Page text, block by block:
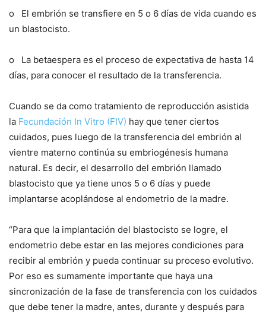
o El embrión se transfiere en 5 o 6 días de vida cuando es
un blastocisto.
o La betaespera es el proceso de expectativa de hasta 14
días, para conocer el resultado de la transferencia.
Cuando se da como tratamiento de reproducción asistida
la Fecundación In Vitro (FIV) hay que tener ciertos
cuidados, pues luego de la transferencia del embrión al
vientre materno continúa su embriogénesis humana
natural. Es decir, el desarrollo del embrión llamado
blastocisto que ya tiene unos 5 o 6 días y puede
implantarse acoplándose al endometrio de la madre.
“Para que la implantación del blastocisto se logre, el
endometrio debe estar en las mejores condiciones para
recibir al embrión y pueda continuar su proceso evolutivo.
Por eso es sumamente importante que haya una
sincronización de la fase de transferencia con los cuidados
que debe tener la madre, antes, durante y después para